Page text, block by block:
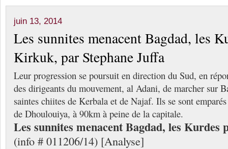
juin 13, 2014
Les sunnites menacent Bagdad, les
Kirkuk, par Stephane Juffa
Leur progression se poursuit en direction du Sud, en
des dirigeants du mouvement, al Adani, de marcher sur
saintes chiites de Kerbala et de Najaf. Ils se sont
de Dhoulouiya, à 90km à peine de la capitale.
Les sunnites menacent Bagdad, les
(info # 011206/14) [Analyse]